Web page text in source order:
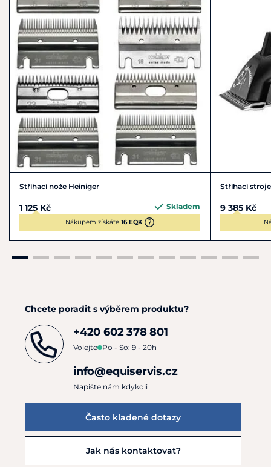
Stříhací nože Heiniger
1 125 Kč Skladem
Nákupem získáte 16 EQK
Stříhací
9 385 Kč
Chcete poradit s výběrem produktu?
+420 602 378 801
Volejte Po - So: 9 - 20h
info@equiservis.cz
Napište nám kdykoli
Často kladené dotazy
Jak nás kontaktovat?